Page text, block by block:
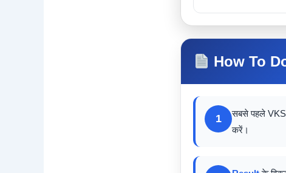
How To
1 सबसे पहले
करें।